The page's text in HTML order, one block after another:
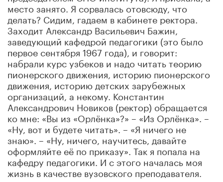
место занято. Я сорвалась отовсюду, что
делать? Сидим, гадаем в кабинете ректора.
Заходит Александр Васильевич Бажин,
заведующий кафедрой педагогики (это было
первое сентября 1967 года), и говорит:
набрали курс узбеков и надо читать теорию
пионерского движения, историю пионерского
движения, историю детских зарубежных
организаций, а некому. Константин
Александрович Новиков (ректор) обращается
ко мне: «Вы из «Орлёнка»?» – «Из Орлёнка». –
«Ну, вот и будете читать». – «Я ничего не
знаю». – «Ну, ничего, научитесь, давайте
оформляйте её по приказу». Так я попала на
кафедру педагогики. И с этого началась моя
жизнь в качестве вузовского преподавателя.